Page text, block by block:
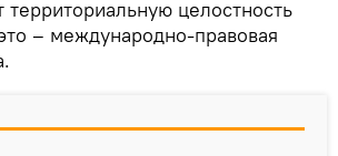
целостность
– международно-правовая